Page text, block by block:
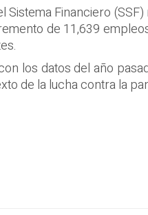
Sistema Financiero
de 11,639
los datos del año
de la lucha contra la